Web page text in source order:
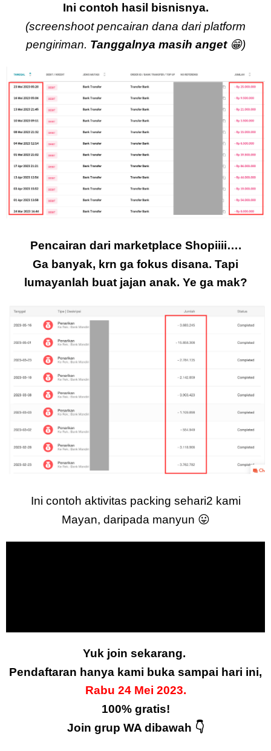
Ini contoh hasil bisnisnya.
(screenshoot pencairan dana dari platform
pengiriman. Tanggalnya masih anget 😁)
Pencairan dari marketplace Shopiiii….
Ga banyak, krn ga fokus disana. Tapi
lumayanlah buat jajan anak. Ye ga mak?
Ini contoh aktivitas packing sehari2 kami
Mayan, daripada manyun 😛
Yuk join sekarang.
Pendaftaran hanya kami buka sampai hari ini,
Rabu 24 Mei 2023.
100% gratis!
Join grup WA dibawah 👇